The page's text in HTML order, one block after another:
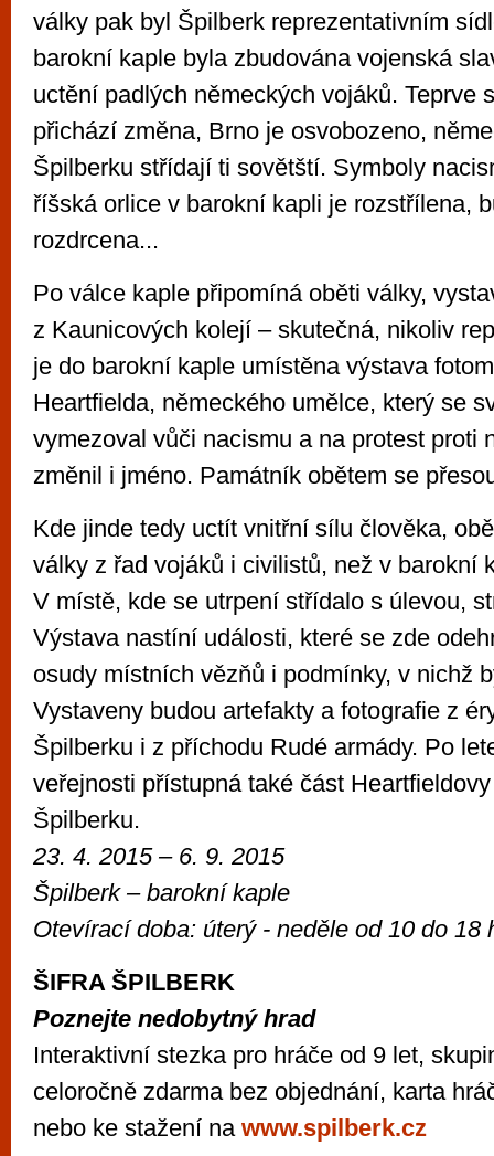
války pak byl Špilberk reprezentativním
barokní kaple byla zbudována vojenská
uctění padlých německých vojáků. Teprve
přichází změna, Brno je osvobozeno,
Špilberku střídají ti sovětští. Symboly
říšská orlice v barokní kapli je rozstřílena,
rozdrcena...
Po válce kaple připomíná oběti války,
z Kaunicových kolejí – skutečná, nikoliv
je do barokní kaple umístěna výstava
Heartfielda, německého umělce, který se
vymezoval vůči nacismu a na protest proti
změnil i jméno. Památník obětem se
Kde jinde tedy uctít vnitřní sílu člověka,
války z řad vojáků i civilistů, než v barokní
V místě, kde se utrpení střídalo s úlevou,
Výstava nastíní události, které se zde
osudy místních vězňů i podmínky, v nichž
Vystaveny budou artefakty a fotografie z
Špilberku i z příchodu Rudé armády. Po
veřejnosti přístupná také část
Špilberku.
23. 4. 2015 – 6. 9. 2015
Špilberk – barokní kaple
Otevírací doba: úterý - neděle od 10 do 18
ŠIFRA ŠPILBERK
Poznejte nedobytný hrad
Interaktivní stezka pro hráče od 9 let,
celoročně zdarma bez objednání, karta
nebo ke stažení na www.spilberk.cz